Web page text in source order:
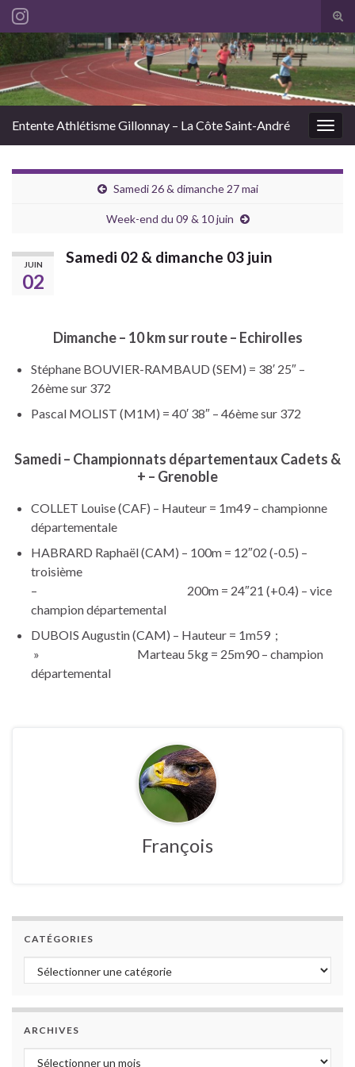
Search for:
Entente Athlétisme Gillonnay – La Côte Saint-André
Samedi 26 & dimanche 27 mai
Week-end du 09 & 10 juin
JUIN
02
Samedi 02 & dimanche 03 juin
Dimanche – 10 km sur route – Echirolles
Stéphane BOUVIER-RAMBAUD (SEM) = 38′ 25″ –
26ème sur 372
Pascal MOLIST (M1M) = 40′ 38″ – 46ème sur 372
Samedi – Championnats départementaux Cadets &
+ – Grenoble
COLLET Louise (CAF) – Hauteur = 1m49 – championne
départementale
HABRARD Raphaël (CAM) – 100m = 12″02 (-0.5) –
troisième
– 200m = 24″21 (+0.4) – vice
champion départemental
DUBOIS Augustin (CAM) – Hauteur = 1m59 ;
» Marteau 5kg = 25m90 – champion
départemental
François
CATÉGORIES
Catégories
ARCHIVES
Archives